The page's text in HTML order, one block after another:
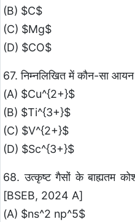
(B) $C$
(C) $Mg$
(D) $CO$
67. निम्नलिखित में कौन-सा
(A) $Cu^{2+}$
(B) $Ti^{3+}$
(C) $V^{2+}$
(D) $Sc^{3+}$
68. उत्कृष्ट गैसों के बाह्यतम
[BSEB, 2024 A]
(A) $ns^2 np^5$